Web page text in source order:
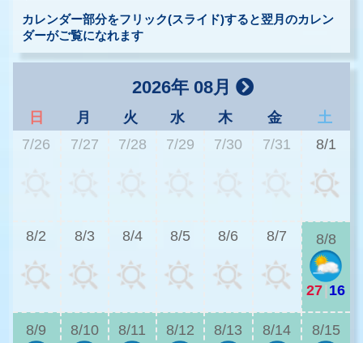
カレンダー部分をフリック(スライド)すると翌月のカレン
ダーがご覧になれます
2026年 08月
日 月 火 水 木 金
土
7/26
7/27 7/28 7/29 7/30 7/31 8/1
8/2 8/3 8/4 8/5 8/6 8/7 8/8
27|16
8/9 8/10 8/11 8/12 8/13 8/14 8/15